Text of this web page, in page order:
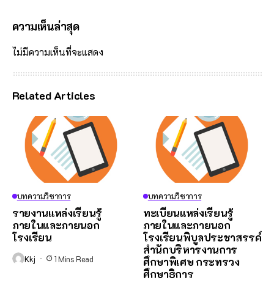
ความเห็นล่าสุด
ไม่มีความเห็นที่จะแสดง
Related Articles
บทความวิชาการ
รายงานแหล่งเรียนรู้
ภายในและภายนอก
โรงเรียน
Kkj 1 Mins Read
บทความวิชาการ
ทะเบียนแหล่งเรียนรู้
ภายในและภายนอก
โรงเรียนพิบูลประชาสรรค์
สํานักบริหารงานการ
ศึกษาพิเศษ กระทรวง
ศึกษาธิการ